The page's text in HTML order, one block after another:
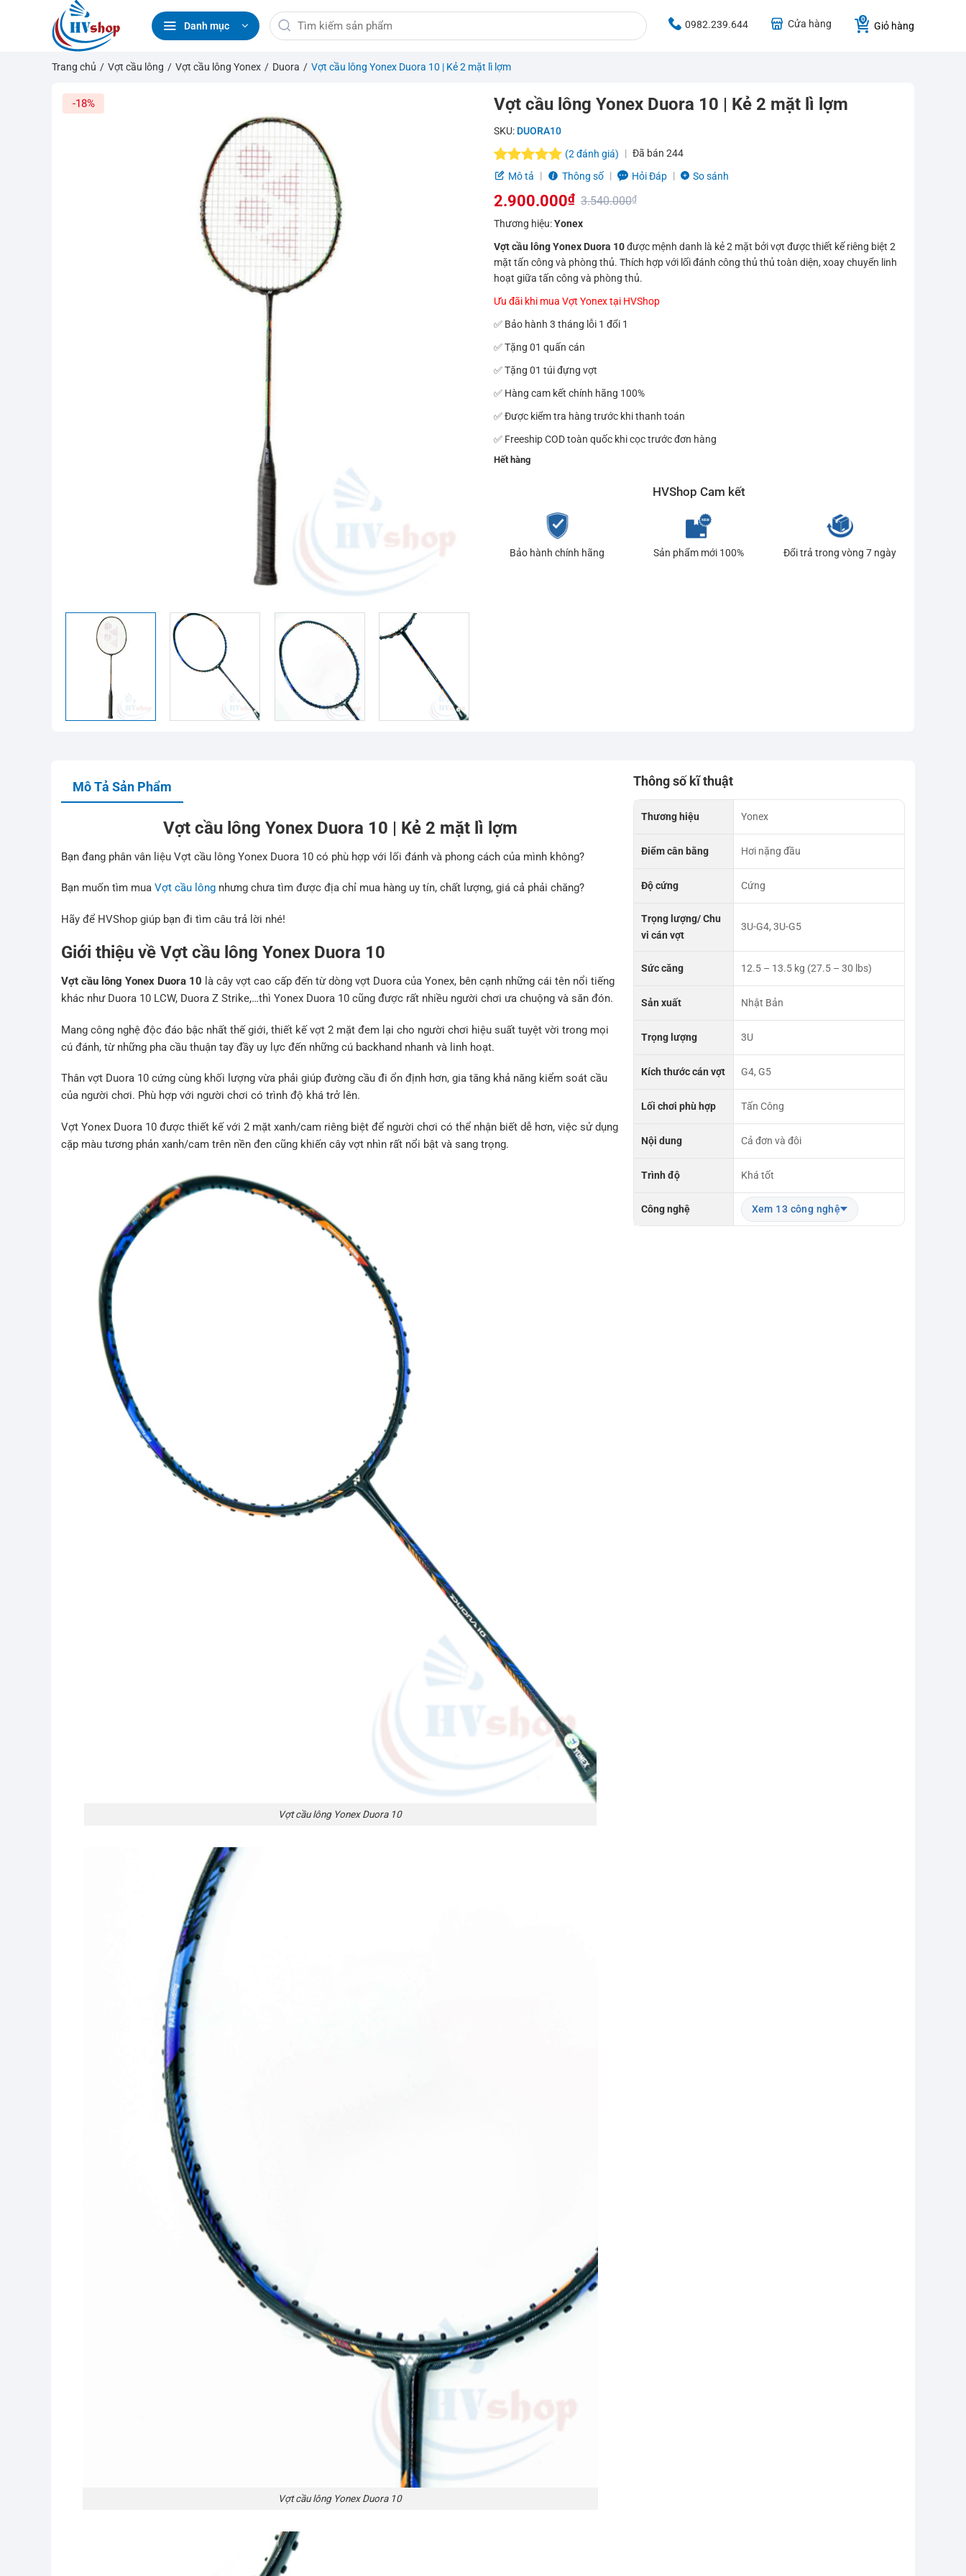
Danh mục
Tìm
kiếm:
0982.239.644 Cửa hàng Giỏ hàng
Trang chủ / Vợt cầu lông / Vợt cầu lông Yonex / Duora / Vợt cầu lông Yonex Duora 10 | Kẻ 2 mặt lì lợm
-18% Vợt cầu lông Yonex Duora 10 | Kẻ 2 mặt lì lợm
SKU: DUORA10
5.0trên 5
2
đánh giá
(2 đánh giá) Đã bán244
Mô tả
Thông số Hỏi Đáp So sánh
3.540.000₫
Giá
gốc
là:
3.540.000₫.
2.900.000₫
Giá
hiện
tại
là:
2.900.000₫.
Thương hiệu:Yonex
Vợt cầu lông Yonex Duora 10được mệnh danh là kẻ 2 mặt bởi vợt được thiết kế riêng biệt 2
mặt tấn công và phòng thủ. Thích hợp với lối đánh công thủ thủ toàn diện, xoay chuyển linh
hoạt giữa tấn công và phòng thủ.
Ưu đãi khi mua Vợt Yonex tại HVShop
✅ Bảo hành 3 tháng lỗi 1 đổi 1
✅ Tặng 01 quấn cán
✅ Tặng 01 túi đựng vợt
✅ Hàng cam kết chính hãng 100%
✅ Được kiểm tra hàng trước khi thanh toán
✅ Freeship COD toàn quốc khi cọc trước đơn hàng
Hết hàng
HVShop Cam kết
Bảo hành chính hãng Sản phẩm mới 100% Đổi trả trong vòng 7 ngày
Mô Tả Sản Phẩm
Vợt cầu lông Yonex Duora 10 | Kẻ 2 mặt lì lợm
Bạn đang phân vân liệu Vợt cầu lông Yonex Duora 10 có phù hợp với lối đánh và phong cách của mình không?
Bạn muốn tìm muaVợt cầu lông nhưng chưa tìm được địa chỉ mua hàng uy tín, chất lượng, giá cả phải chăng?
Hãy để HVShop giúp bạn đi tìm câu trả lời nhé!
Giới thiệu về Vợt cầu lông Yonex Duora 10
Vợt cầu lông Yonex Duora 10 là cây vợt cao cấp đến từ dòng vợt Duora của Yonex, bên cạnh những cái tên nổi tiếng
khác như Duora 10 LCW, Duora Z Strike,…thì Yonex Duora 10 cũng được rất nhiều người chơi ưa chuộng và săn đón.
Mang công nghệ độc đáo bậc nhất thế giới, thiết kế vợt 2 mặt đem lại cho người chơi hiệu suất tuyệt vời trong mọi
cú đánh, từ những pha cầu thuận tay đầy uy lực đến những cú backhand nhanh và linh hoạt.
Thân vợt Duora 10 cứng cùng khối lượng vừa phải giúp đường cầu đi ổn định hơn, gia tăng khả năng kiểm soát cầu
của người chơi. Phù hợp với người chơi có trình độ khá trở lên.
Vợt Yonex Duora 10 được thiết kế với 2 mặt xanh/cam riêng biệt để người chơi có thể nhận biết dễ hơn, việc sử dụng
cặp màu tương phản xanh/cam trên nền đen cũng khiến cây vợt nhìn rất nổi bật và sang trọng.
Vợt cầu lông Yonex Duora 10
Vợt cầu lông Yonex Duora 10
Thông số kĩ thuật
Thương hiệu Yonex
Điểm cân bằng Hơi nặng đầu
Độ cứng Cứng
Trọng lượng/ Chu
vi cán vợt
3U-G4, 3U-G5
Sức căng 12.5 – 13.5 kg (27.5 – 30 lbs)
Sản xuất Nhật Bản
Trọng lượng 3U
Kích thước cán vợt G4, G5
Lối chơi phù hợp Tấn Công
Nội dung Cả đơn và đôi
Trình độ Khá tốt
Công nghệ Xem 13 công nghệ